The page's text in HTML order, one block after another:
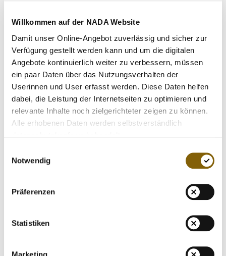
Willkommen auf der NADA Website
Damit unser Online-Angebot zuverlässig und sicher zur
Verfügung gestellt werden kann und um die digitalen
Angebote kontinuierlich weiter zu verbessern, müssen
ein paar Daten über das Nutzungsverhalten der
Userinnen und User erfasst werden. Diese Daten helfen
dabei, die Leistung der Internetseiten zu optimieren und
relevante Inhalte noch zielgerichteter zeigen zu können.
Alle erhobenen Daten werden selbstverständlich
Notwendig
Präferenzen
Statistiken
Sportfachverbänden.
Trainingskontrollen, die außerhalb von Wettkämpfen im
Training oder zu Hause oder am Arbeits- bzw.
Ausbildungsplatz durchgeführt werden können, werden
von der NADA grundsätzlich bei Sportler*innen initiiert, die
einem sogenanntenTestpoolder NADA angehören.
Insgesamt führt die NADA vier unterschiedliche Formen
von Testpools: den
Registered Testing Pool (RTP), den
(ATP) sowie den
NADA legt die individuelle Testpoolzugehörigkeit